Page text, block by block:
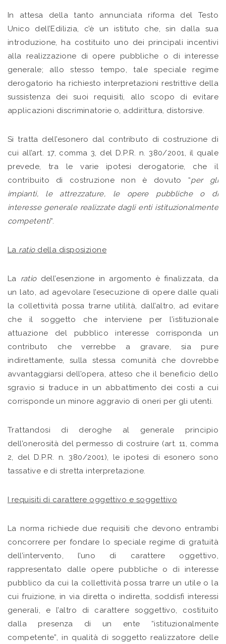
In attesa della tanto annunciata riforma del Testo
Unico dell’Edilizia, c’è un istituto che, sin dalla sua
introduzione, ha costituito uno dei principali incentivi
alla realizzazione di opere pubbliche o di interesse
generale; allo stesso tempo, tale speciale regime
derogatorio ha richiesto interpretazioni restrittive della
sussistenza dei suoi requisiti, allo scopo di evitare
applicazioni discriminatorie o, addirittura, distorsive.
Si tratta dell’esonero dal contributo di costruzione di
cui all’art. 17, comma 3, del D.P.R. n. 380/2001, il quale
prevede, tra le varie ipotesi derogatorie, che il
contribuito di costruzione non è dovuto “per gli
impianti, le attrezzature, le opere pubbliche o di
interesse generale realizzate dagli enti istituzionalmente
competenti“.
La ratiodella disposizione
La ratiodell’esenzione in argomento è finalizzata, da
un lato, ad agevolare l’esecuzione di opere dalle quali
la collettività possa trarne utilità, dall’altro, ad evitare
che il soggetto che interviene per l’istituzionale
attuazione del pubblico interesse corrisponda un
contributo che verrebbe a gravare, sia pure
indirettamente, sulla stessa comunità che dovrebbe
avvantaggiarsi dell’opera, atteso che il beneficio dello
sgravio si traduce in un abbattimento dei costi a cui
corrisponde un minore aggravio di oneri per gli utenti.
Trattandosi di deroghe al generale principio
dell’onerosità del permesso di costruire (art. 11, comma
2, del D.P.R. n. 380/2001), le ipotesi di esonero sono
tassative e di stretta interpretazione.
I requisiti di carattere oggettivo e soggettivo
La norma richiede due requisiti che devono entrambi
concorrere per fondare lo speciale regime di gratuità
dell’intervento, l’uno di carattere oggettivo,
rappresentato dalle opere pubbliche o di interesse
pubblico da cui la collettività possa trarre un utile o la
cui fruizione, in via diretta o indiretta, soddisfi interessi
generali, e l’altro di carattere soggettivo, costituito
dalla presenza di un ente “istituzionalmente
competente”, in qualità di soggetto realizzatore delle